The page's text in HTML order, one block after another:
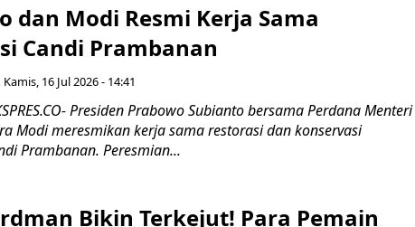
dan Modi Resmi Kerja Sama
Candi Prambanan
Kamis, 16 Jul 2026 - 14:41
Presiden Prabowo Subianto bersama Perdana Menteri
Modi meresmikan kerja sama restorasi dan konservasi
Prambanan. Peresmian...
Bikin Terkejut! Para Pemain